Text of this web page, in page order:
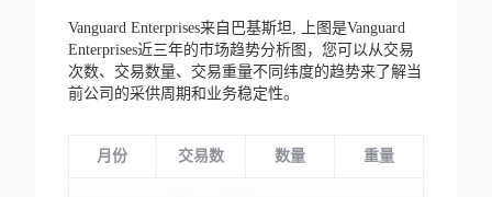
Vanguard Enterprises来自巴基斯坦,
上图是Vanguard
Enterprises近三年的市场趋势分析图，您可以从交易
次数、交易数量、交易重量不同纬度的趋势来了解当
前公司的采供周期和业务稳定性。
月份 交易数 数量 重量